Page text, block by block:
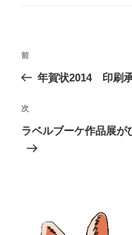
稿
ナ
ゲ
ー
シ
前
の
稿
前
年賀状2014 印刷承
次
の
次
ラベルブーケ作品展が